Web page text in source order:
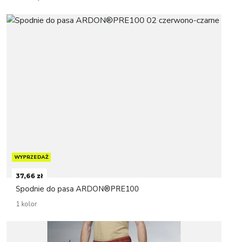
WYPRZEDAŻ
37,66 zł
Spodnie do pasa ARDON®PRE100
1 kolor